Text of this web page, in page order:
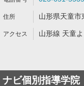
山形県天童市
山形線 天童
ナビ個別指導学院